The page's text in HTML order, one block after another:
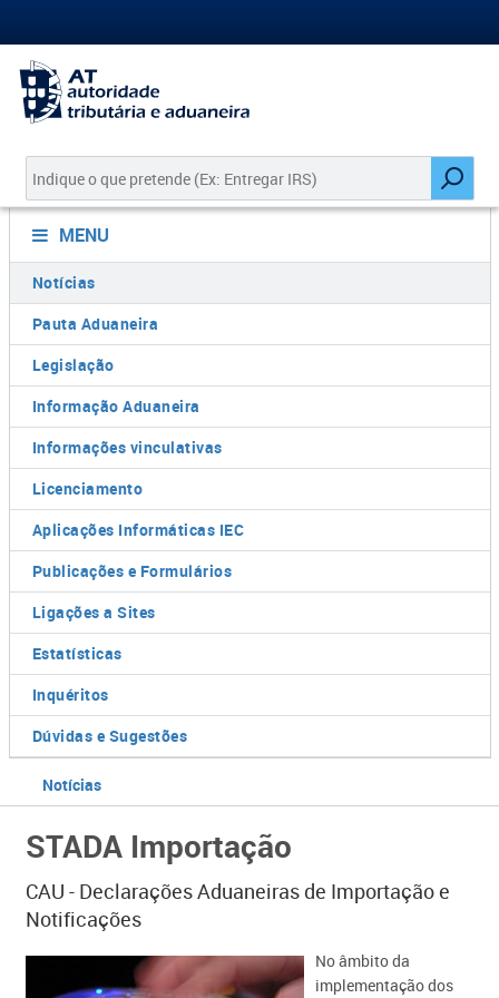
MENU
Notícias
Pauta Aduaneira
Legislação
Informação Aduaneira
Informações vinculativas
Licenciamento
Aplicações Informáticas IEC
Publicações e Formulários
Ligações a Sites
Estatísticas
Inquéritos
Dúvidas e Sugestões
Notícias
STADA Importação
CAU - Declarações Aduaneiras de Importação e
Notificações
​No âmbito da
implementação dos